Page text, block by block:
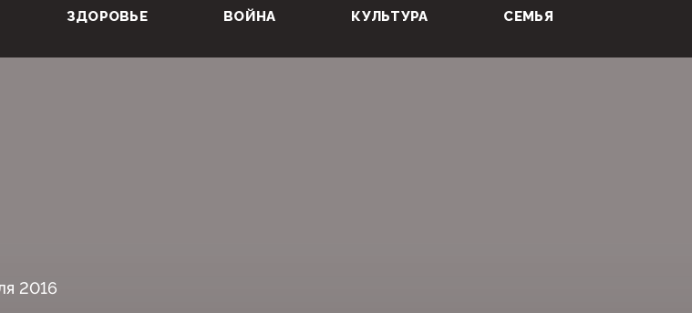
ЗДОРОВЬЕ ВОЙНА КУЛЬТУРА СЕМЬЯ
2016